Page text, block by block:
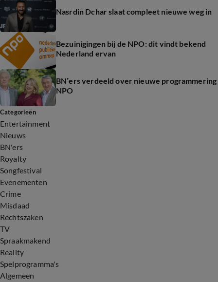
Nasrdin Dchar slaat compleet nieuwe weg in
Bezuinigingen bij de NPO: dit vindt bekend
Nederland ervan
BN’ers verdeeld over nieuwe programmering
NPO
Categorieën
Entertainment
Nieuws
BN'ers
Royalty
Songfestival
Evenementen
Crime
Misdaad
Rechtszaken
TV
Spraakmakend
Reality
Spelprogramma's
Algemeen